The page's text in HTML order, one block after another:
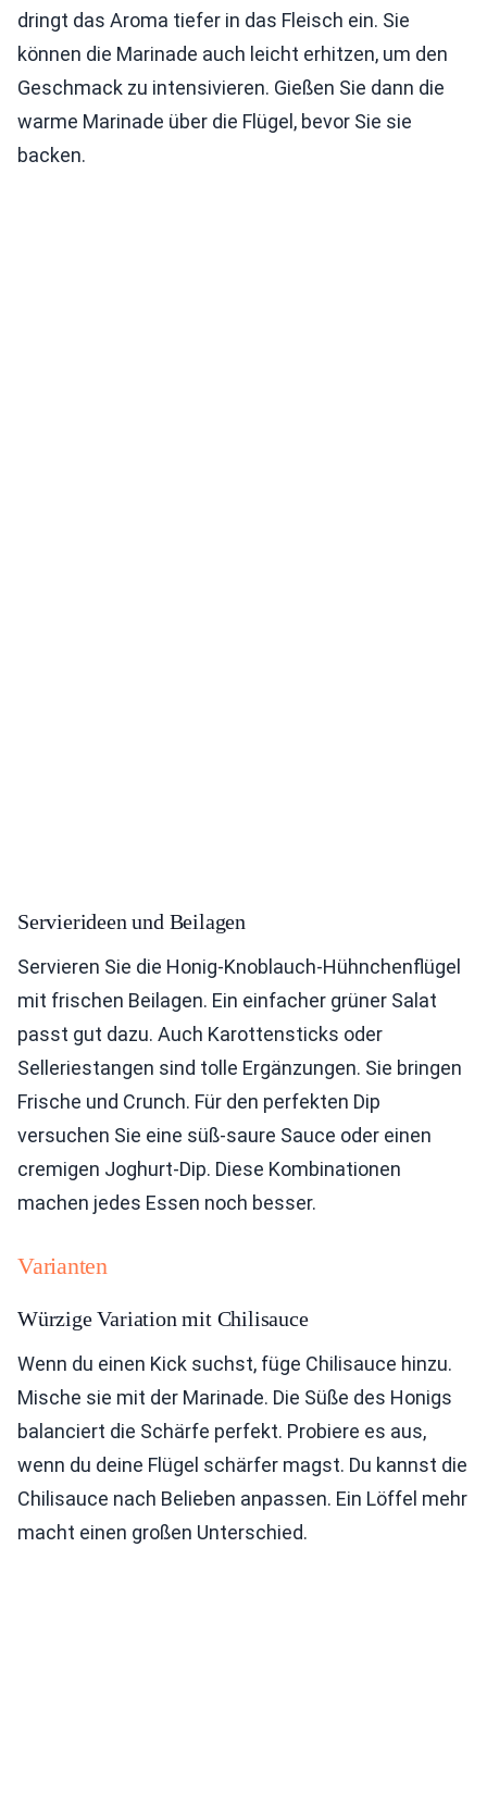
dringt das Aroma tiefer in das Fleisch ein. Sie
können die Marinade auch leicht erhitzen, um den
Geschmack zu intensivieren. Gießen Sie dann die
warme Marinade über die Flügel, bevor Sie sie
backen.
Servierideen und Beilagen
Servieren Sie die Honig-Knoblauch-Hühnchenflügel
mit frischen Beilagen. Ein einfacher grüner Salat
passt gut dazu. Auch Karottensticks oder
Selleriestangen sind tolle Ergänzungen. Sie bringen
Frische und Crunch. Für den perfekten Dip
versuchen Sie eine süß-saure Sauce oder einen
cremigen Joghurt-Dip. Diese Kombinationen
machen jedes Essen noch besser.
Varianten
Würzige Variation mit Chilisauce
Wenn du einen Kick suchst, füge Chilisauce hinzu.
Mische sie mit der Marinade. Die Süße des Honigs
balanciert die Schärfe perfekt. Probiere es aus,
wenn du deine Flügel schärfer magst. Du kannst die
Chilisauce nach Belieben anpassen. Ein Löffel mehr
macht einen großen Unterschied.